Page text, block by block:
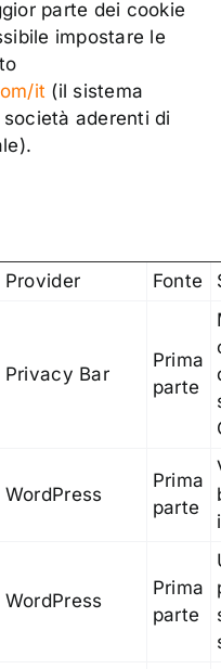
parte dei cookie
impostare le
it (il sistema
aderenti di
Provider Fonte
Privacy Bar
Prima
parte
WordPress
Prima
parte
WordPress
Prima
parte